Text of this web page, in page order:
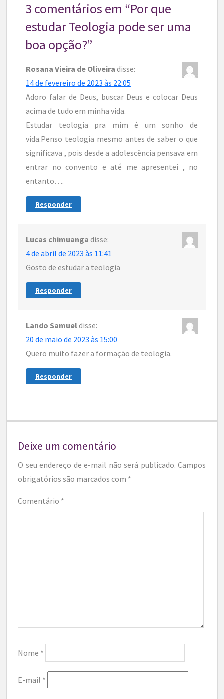
3 comentários em “Por que
estudar Teologia pode ser uma
boa opção?”
Rosana Vieira de Oliveira disse:
14 de fevereiro de 2023 às 22:05
Adoro falar de Deus, buscar Deus e colocar Deus
acima de tudo em minha vida.
Estudar teologia pra mim é um sonho de
vida.Penso teologia mesmo antes de saber o que
significava , pois desde a adolescência pensava em
entrar no convento e até me apresentei , no
entanto….
Responder
Lucas chimuanga disse:
4 de abril de 2023 às 11:41
Gosto de estudar a teologia
Responder
Lando Samuel disse:
20 de maio de 2023 às 15:00
Quero muito fazer a formação de teologia.
Responder
Deixe um comentário
O seu endereço de e-mail não será publicado. Campos
obrigatórios são marcados com *
Comentário *
Nome *
E-mail *